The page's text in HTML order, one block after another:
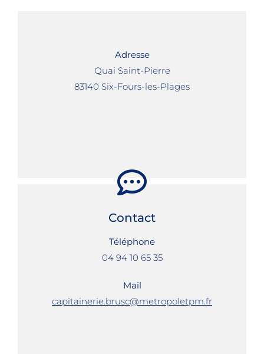
Adresse
Quai Saint-Pierre
83140 Six-Fours-les-Plages
Contact
Téléphone
04 94 10 65 35
Mail
capitainerie.brusc@metropoletpm.fr